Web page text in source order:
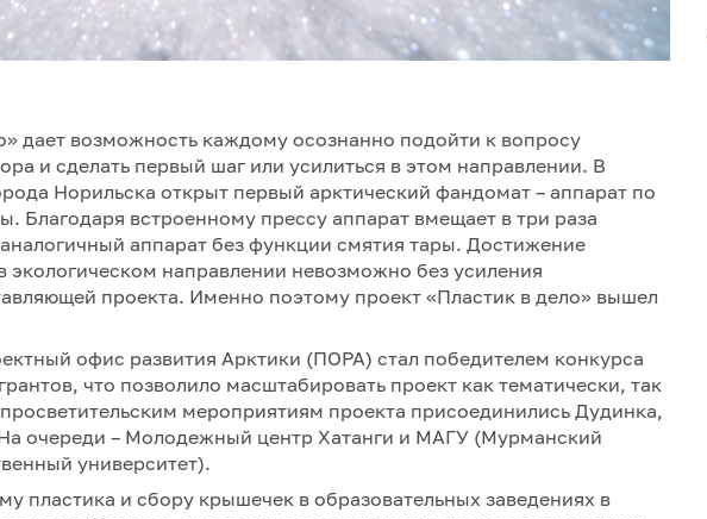
дает возможность каждому осознанно подойти к вопросу
и сделать первый шаг или усилиться в этом направлении. В
Норильска открыт первый арктический фандомат – аппарат по
Благодаря встроенному прессу аппарат вмещает в три раза
аппарат без функции смятия тары. Достижение
экологическом направлении невозможно без усиления
проекта. Именно поэтому проект «Пластик в дело» вышел
офис развития Арктики (ПОРА) стал победителем конкурса
что позволило масштабировать проект как тематически, так
мероприятиям проекта присоединились Дудинка,
очереди – Молодежный центр Хатанги и МАГУ (Мурманский
университет).
пластика и сбору крышечек в образовательных заведениях в